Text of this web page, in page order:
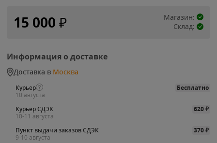
15 000 ₽
Магазин:
Склад:
Информация о доставке
Доставка в Москва
Курьер
Бесплатно
10 августа
Курьер СДЭК
620₽
10-11 августа
Пункт выдачи заказов СДЭК
370₽
9-10 августа